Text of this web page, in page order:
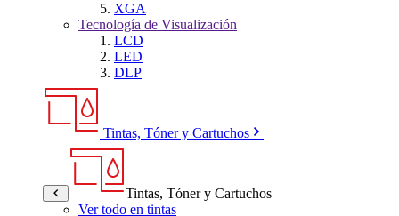
XGA
Tecnología de Visualización
LCD
LED
DLP
Tintas, Tóner y Cartuchos
Tintas, Tóner y Cartuchos
Ver todo en tintas